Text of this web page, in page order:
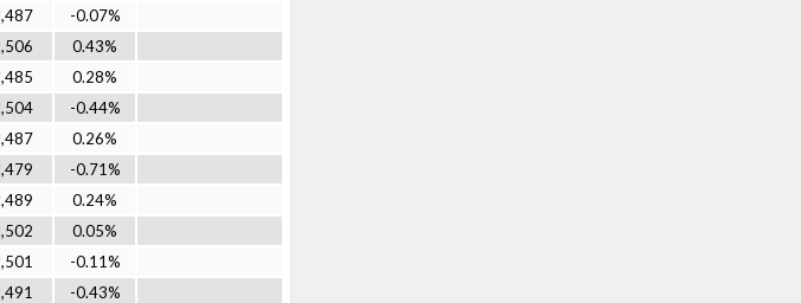
-0.07%
0.43%
0.28%
-0.44%
0.26%
-0.71%
0.24%
0.05%
-0.11%
-0.43%